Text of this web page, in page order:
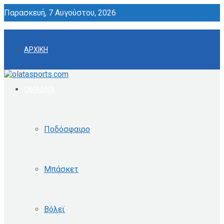
Παρασκευή, 7 Αυγούστου, 2026
ΑΡΧΙΚΗ
Ποδόσφαιρο
Μπάσκετ
Βόλεϊ